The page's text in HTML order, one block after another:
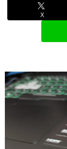
X